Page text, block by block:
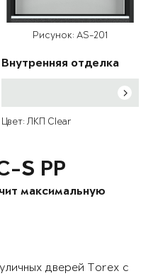
Рисунок: AS-201
Внутренняя отделка
Цвет: ЛКП Clear
S PP
максимальную
дверей Torex с